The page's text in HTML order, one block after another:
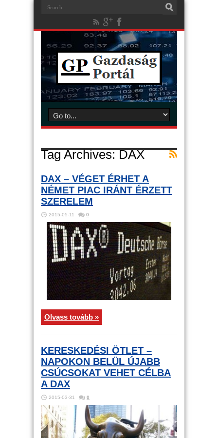
Tag Archives:DAX
DAX – VÉGET ÉRHET A
NÉMET PIAC IRÁNT ÉRZETT
SZERELEM
2015-05-11 0
Olvass tovább »
KERESKEDÉSI ÖTLET –
NAPOKON BELÜL ÚJABB
CSÚCSOKAT VEHET CÉLBA
A DAX
2015-03-31 0